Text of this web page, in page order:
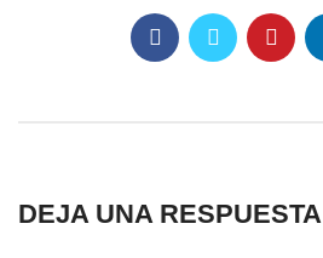
DEJA UNA RESPUESTA